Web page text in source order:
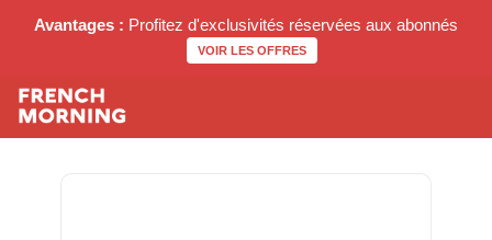
Avantages : Profitez d'exclusivités réservées aux abonnés
VOIR LES OFFRES